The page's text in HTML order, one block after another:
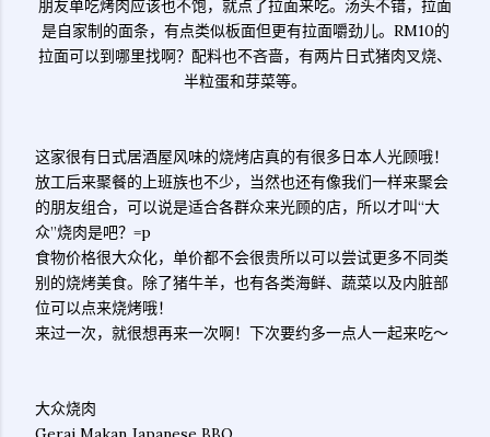
朋友单吃烤肉应该也不饱，就点了拉面来吃。汤头不错，拉面
是自家制的面条，有点类似板面但更有拉面嚼劲儿。RM10的
拉面可以到哪里找啊？配料也不吝啬，有两片日式猪肉叉烧、
半粒蛋和芽菜等。
这家很有日式居酒屋风味的烧烤店真的有很多日本人光顾哦！
放工后来聚餐的上班族也不少，当然也还有像我们一样来聚会
的朋友组合，可以说是适合各群众来光顾的店，所以才叫“大
众”烧肉是吧？=p
食物价格很大众化，单价都不会很贵所以可以尝试更多不同类
别的烧烤美食。除了猪牛羊，也有各类海鲜、蔬菜以及内脏部
位可以点来烧烤哦！
来过一次，就很想再来一次啊！下次要约多一点人一起来吃～
大众烧肉